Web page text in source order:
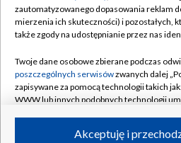
Centrum informacji TVP
Naziemna Telewizja Cyfrowa
Rada Programowa
System NOS
Informacje o nadawcy
Program dla prasy
Moje
Pomoc
Kanały
zautomatyzowanego dopasowania reklam
mierzenia ich skuteczności) i pozostałych,
także zgody na udostępnianie przez nas
Twoje dane osobowe zbierane podczas
poszczególnych serwisówzwanych dalej
zapisywane za pomocą technologii takich
WWW lub innych podobnych technologii
ruchu w Internecie.Akceptuję i